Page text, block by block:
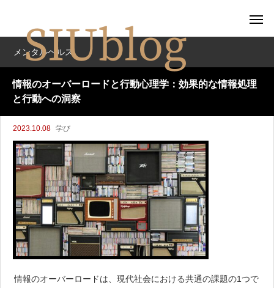
メンタルヘルス
情報のオーバーロードと行動心理学：効果的な情報処理
と行動への洞察
2023.10.08 学び
情報のオーバーロードは、現代社会における共通の課題の1つで